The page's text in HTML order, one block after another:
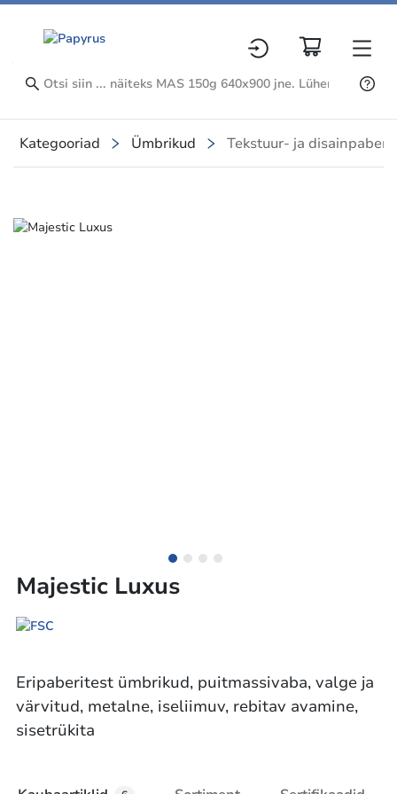
Kategooriad Ümbrikud Tekstuur- ja
Slide 1 of 4
Majestic Luxus
Eripaberitest ümbrikud, puitmassivaba, valge ja
värvitud, metalne, iseliimuv, rebitav avamine,
sisetrükita